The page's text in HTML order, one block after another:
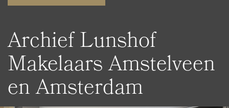
Archief Lunshof
Makelaars Amstelveen
en Amsterdam